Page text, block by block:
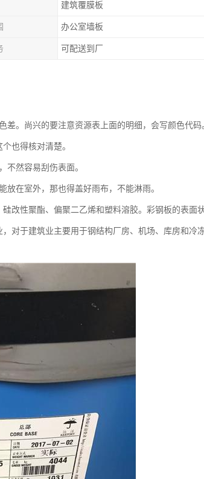
建筑覆膜板
办公室墙板
可配送到厂
。尚兴的要注意资源表上面的明细，会写颜色代码
也得核对清楚。
不然容易刮伤表面。
在室外，那也得盖好雨布，不能淋雨。
改性聚酯、偏聚二乙烯和塑料溶胶。彩钢板的表面
对于建筑业主要用于钢结构厂房、机场、库房和冷